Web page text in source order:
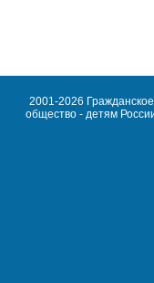
2001-2026 Гражданское
общество - детям